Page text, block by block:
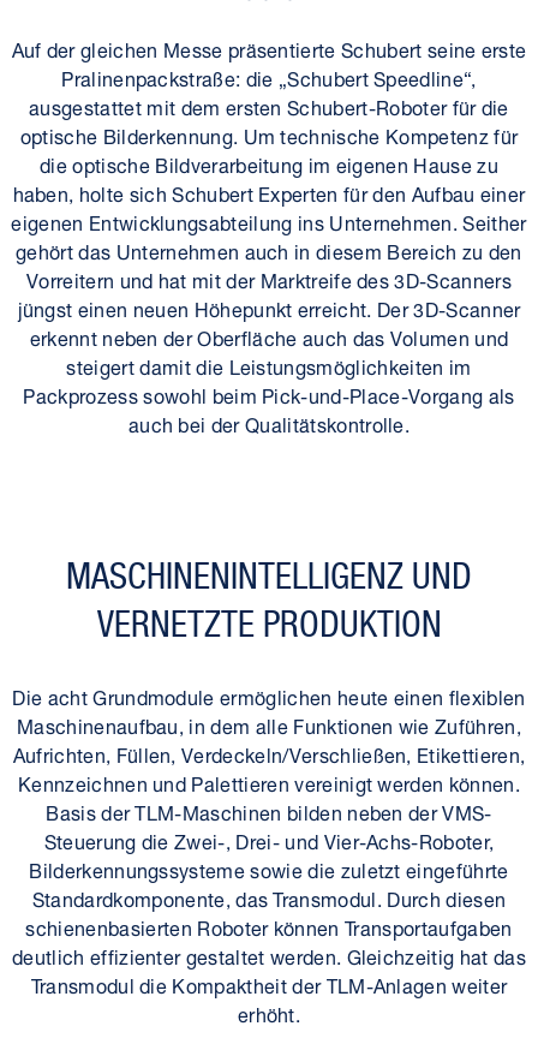
Auf der gleichen Messe präsentierte Schubert seine erste
Pralinenpackstraße: die „Schubert Speedline“,
ausgestattet mit dem ersten Schubert-Roboter für die
optische Bilderkennung. Um technische Kompetenz für
die optische Bildverarbeitung im eigenen Hause zu
haben, holte sich Schubert Experten für den Aufbau einer
eigenen Entwicklungsabteilung ins Unternehmen. Seither
gehört das Unternehmen auch in diesem Bereich zu den
Vorreitern und hat mit der Marktreife des 3D-Scanners
jüngst einen neuen Höhepunkt erreicht. Der 3D-Scanner
erkennt neben der Oberfläche auch das Volumen und
steigert damit die Leistungsmöglichkeiten im
Packprozess sowohl beim Pick-und-Place-Vorgang als
auch bei der Qualitätskontrolle.
MASCHINEN­INTELLIGENZ UND
VERNETZTE PRODUKTION
Die acht Grundmodule ermöglichen heute einen flexiblen
Maschinen­aufbau, in dem alle Funktionen wie Zuführen,
Aufrichten, Füllen, Verdeckeln/Verschließen, Etikettieren,
Kennzeichnen und Palettieren vereinigt werden können.
Basis der TLM-Maschinen bilden neben der VMS-
Steuerung die Zwei-, Drei- und Vier-Achs-Roboter,
Bilderkennungs­systeme sowie die zuletzt eingeführte
Standard­komponente, das Transmodul. Durch diesen
schienen­basierten Roboter können Transport­aufgaben
deutlich effizienter gestaltet werden. Gleichzeitig hat das
Transmodul die Kompaktheit der TLM-Anlagen weiter
erhöht.